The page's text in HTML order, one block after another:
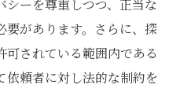
シーを尊重しつつ、正当な
要があります。さらに、探
されている範囲内である
依頼者に対し法的な制約を